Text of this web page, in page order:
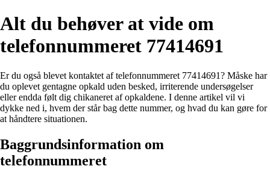
Alt du behøver at vide om
telefonnummeret 77414691
Er du også blevet kontaktet af telefonnummeret 77414691? Måske har
du oplevet gentagne opkald uden besked, irriterende undersøgelser
eller endda følt dig chikaneret af opkaldene. I denne artikel vil vi
dykke ned i, hvem der står bag dette nummer, og hvad du kan gøre for
at håndtere situationen.
Baggrundsinformation om
telefonnummeret